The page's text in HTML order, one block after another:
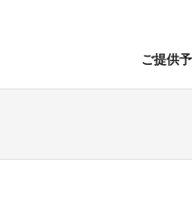
ご提供